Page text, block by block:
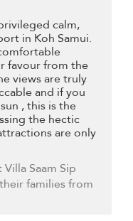
calm,
in Koh Samui.
favour from the
views are truly
and if you
, this is the
the hectic
are only
Villa Saam Sip
families from